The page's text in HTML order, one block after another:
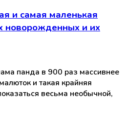
и самая маленькая
новорожденных и их
панда в 900 раз массивнее
и такая крайняя
весьма необычной,